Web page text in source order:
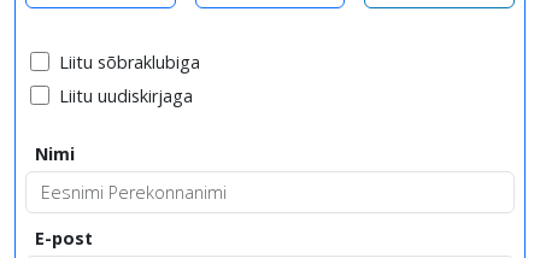
Liitu sõbraklubiga
Liitu uudiskirjaga
Nimi
E-post